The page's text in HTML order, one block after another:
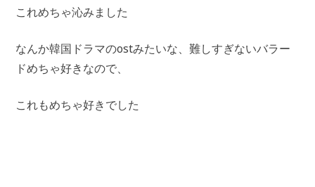
これめちゃ沁みました
なんか韓国ドラマのostみたいな、難しすぎないバラー
ドめちゃ好きなので、
これもめちゃ好きでした